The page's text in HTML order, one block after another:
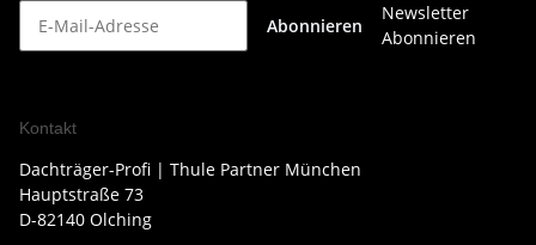
Abonnieren
Newsletter
Abonnieren
Kontakt
Dachträger-Profi | Thule Partner München
Hauptstraße 73
D-82140 Olching